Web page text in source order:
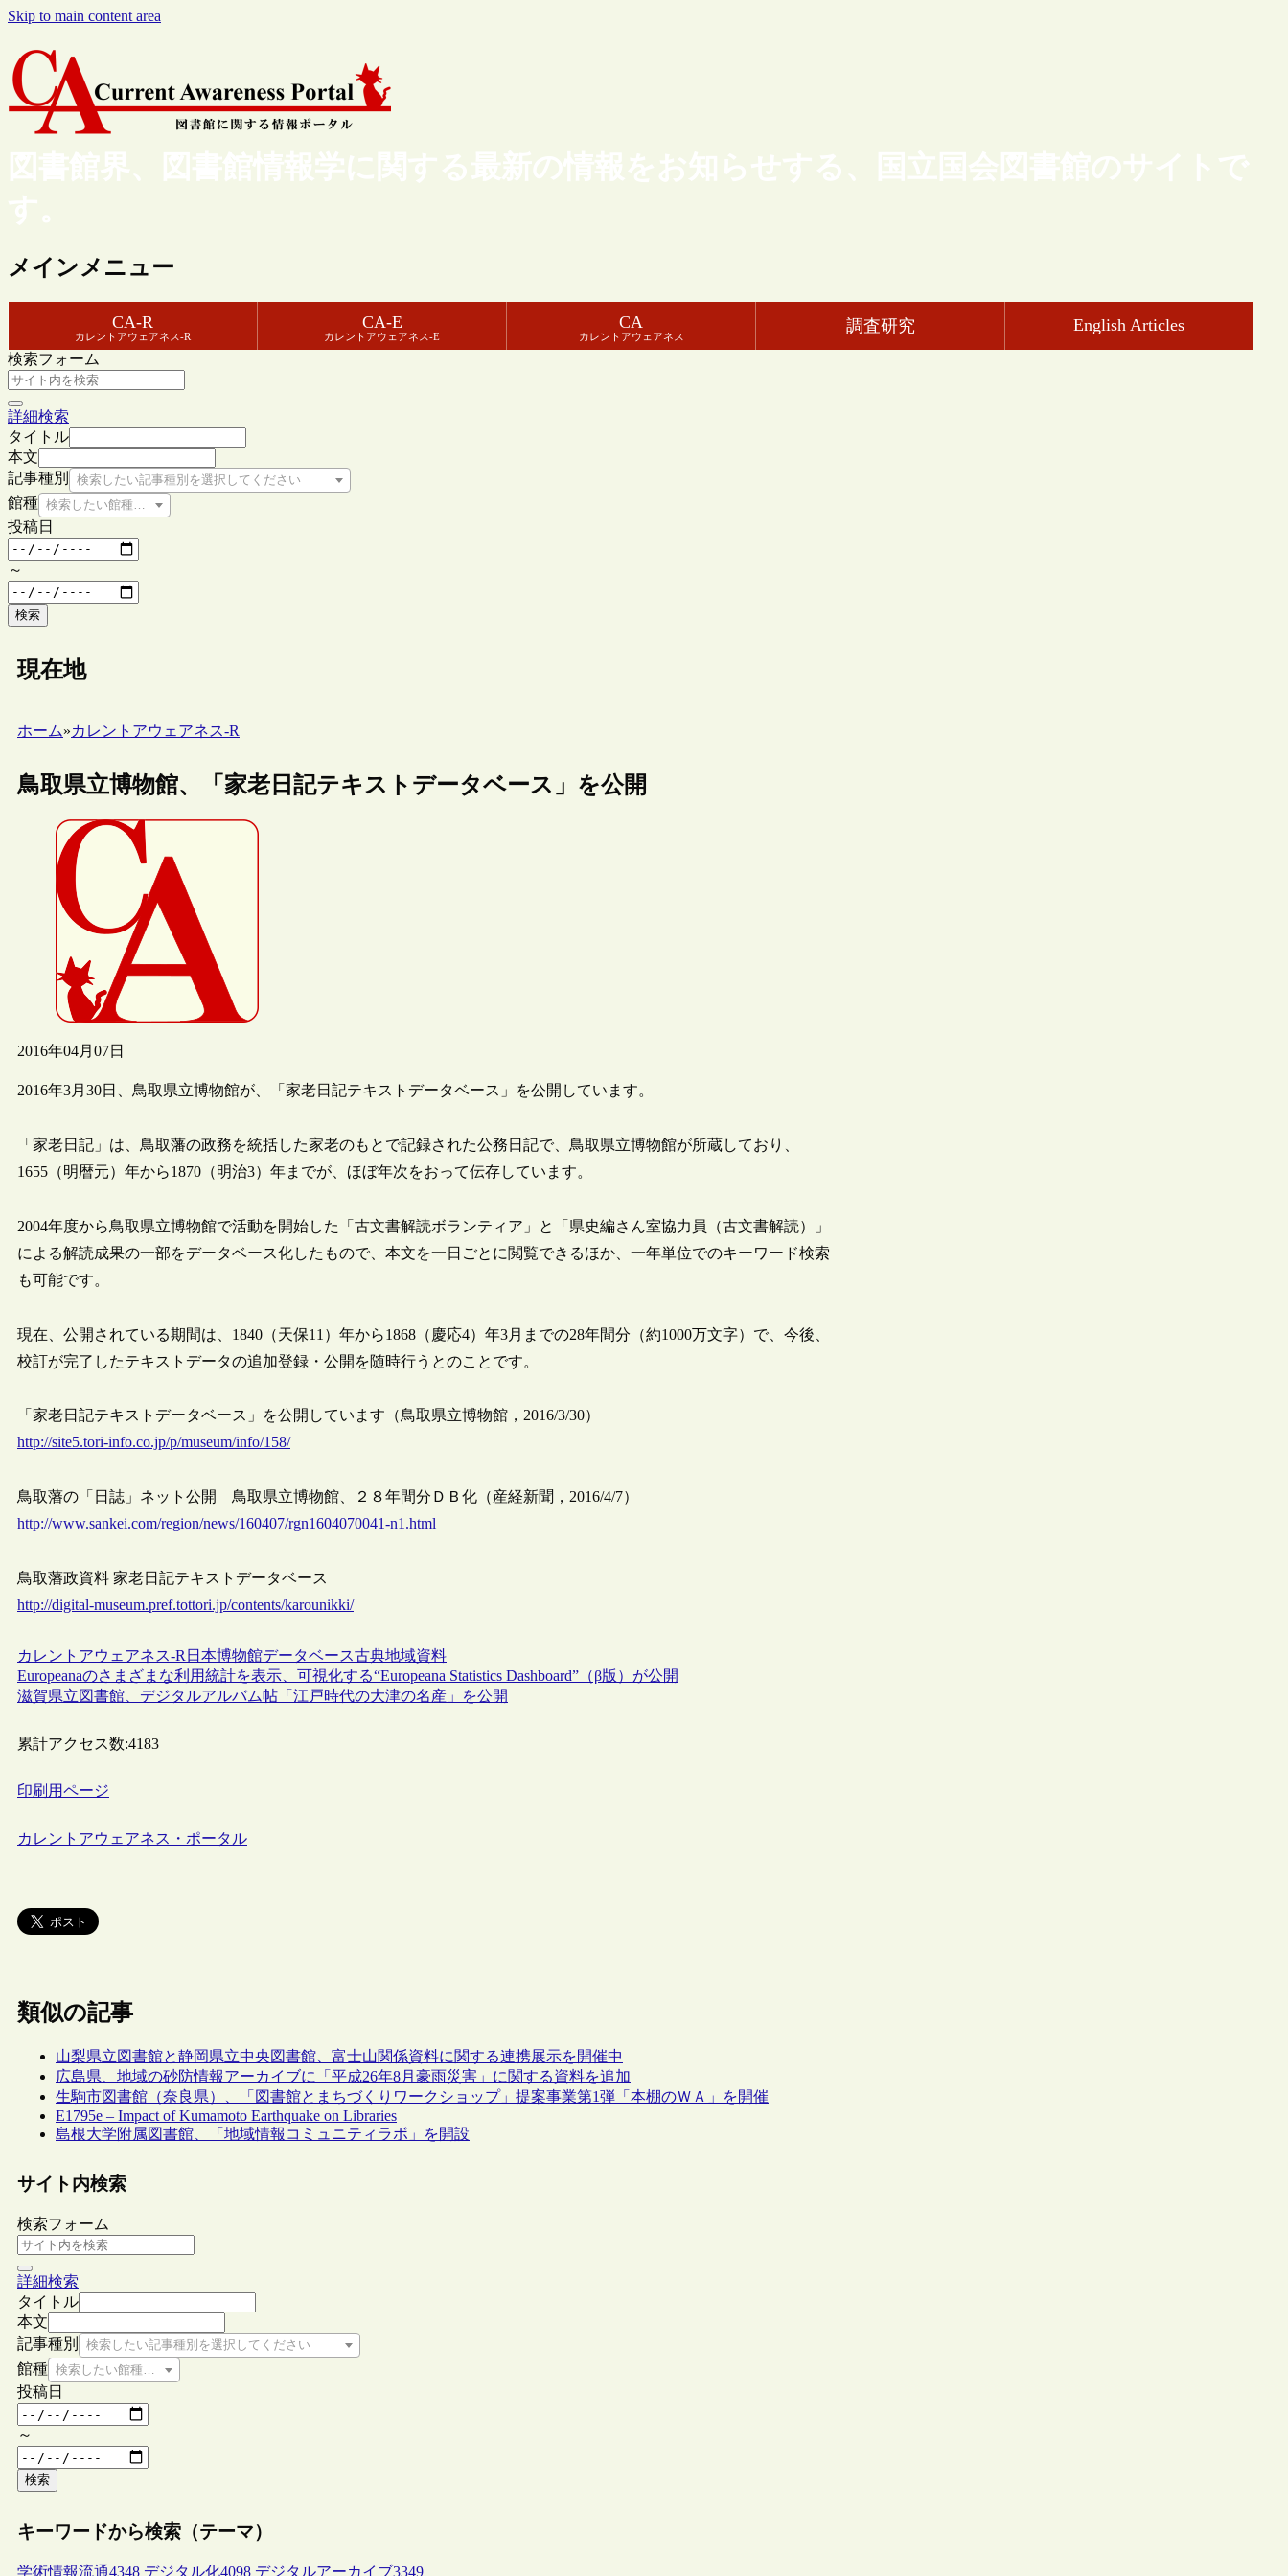
Skip to main content area
図書館界、図書館情報学に関する最新の情報をお知らせする、国立国会図書館のサイトで
す。
メインメニュー
CA-R
カレントアウェアネス-R
CA-E
カレントアウェアネス-E
CA
カレントアウェアネス
調査研究 English Articles
検索フォーム
詳細検索
タイトル
本文
記事種別
検索したい記事種別を選択してください
館種 検索したい館種を選択してください
投稿日
～
検索
現在地
ホーム»カレントアウェアネス-R
鳥取県立博物館、「家老日記テキストデータベース」を公開
2016年04月07日
2016年3月30日、鳥取県立博物館が、「家老日記テキストデータベース」を公開しています。
「家老日記」は、鳥取藩の政務を統括した家老のもとで記録された公務日記で、鳥取県立博物館が所蔵しており、
1655（明暦元）年から1870（明治3）年までが、ほぼ年次をおって伝存しています。
2004年度から鳥取県立博物館で活動を開始した「古文書解読ボランティア」と「県史編さん室協力員（古文書解読）」
による解読成果の一部をデータベース化したもので、本文を一日ごとに閲覧できるほか、一年単位でのキーワード検索
も可能です。
現在、公開されている期間は、1840（天保11）年から1868（慶応4）年3月までの28年間分（約1000万文字）で、今後、
校訂が完了したテキストデータの追加登録・公開を随時行うとのことです。
「家老日記テキストデータベース」を公開しています（鳥取県立博物館，2016/3/30）
http://site5.tori-info.co.jp/p/museum/info/158/
鳥取藩の「日誌」ネット公開 鳥取県立博物館、２８年間分ＤＢ化（産経新聞，2016/4/7）
http://www.sankei.com/region/news/160407/rgn1604070041-n1.html
鳥取藩政資料 家老日記テキストデータベース
http://digital-museum.pref.tottori.jp/contents/karounikki/
カレントアウェアネス-R 日本博物館データベース古典地域資料
Europeanaのさまざまな利用統計を表示、可視化する“Europeana Statistics Dashboard”（β版）が公開
滋賀県立図書館、デジタルアルバム帖「江戸時代の大津の名産」を公開
累計アクセス数:4183
印刷用ページ
カレントアウェアネス・ポータル
類似の記事
山梨県立図書館と静岡県立中央図書館、富士山関係資料に関する連携展示を開催中
広島県、地域の砂防情報アーカイブに「平成26年8月豪雨災害」に関する資料を追加
生駒市図書館（奈良県）、「図書館とまちづくりワークショップ」提案事業第1弾「本棚のＷＡ」を開催
E1795e – Impact of Kumamoto Earthquake on Libraries
島根大学附属図書館、「地域情報コミュニティラボ」を開設
サイト内検索
検索フォーム
詳細検索
タイトル
本文
記事種別
検索したい記事種別を選択してください
館種 検索したい館種を選択してください
投稿日
～
検索
キーワードから検索（テーマ）
学術情報流通4348 デジタル化4098 デジタルアーカイブ3349